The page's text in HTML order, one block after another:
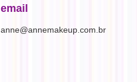
email
anne@annemakeup.com.br